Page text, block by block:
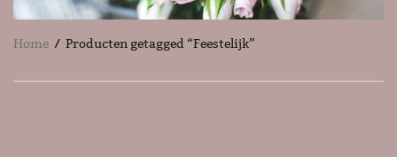
Home / Producten getagged “Feestelijk”